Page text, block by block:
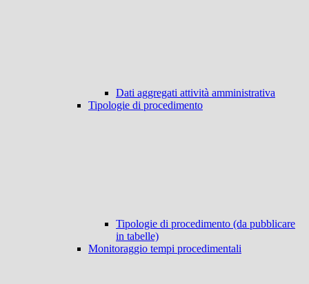
Dati aggregati attività amministrativa
Tipologie di procedimento
Tipologie di procedimento (da pubblicare
in tabelle)
Monitoraggio tempi procedimentali